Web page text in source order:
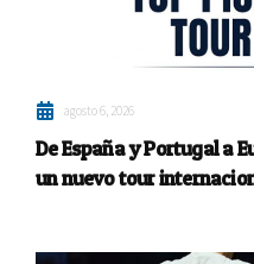
agosto 6, 2026
De España y Portugal a
un nuevo tour